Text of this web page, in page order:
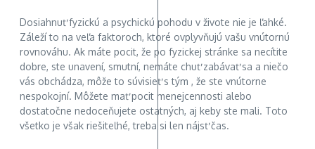
Dosiahnuť fyzickú a psychickú pohodu v živote nie je ľahké.
Záleží to na veľa faktoroch, ktoré ovplyvňujú vašu vnútornú
rovnováhu. Ak máte pocit, že po fyzickej stránke sa necítite
dobre, ste unavení, smutní, nemáte chuť zabávať sa a niečo
vás obchádza, môže to súvisieť s tým , že ste vnútorne
nespokojní. Môžete mať pocit menejcennosti alebo
dostatočne nedoceňujete ostatných, aj keby ste mali. Toto
všetko je však riešiteľné, treba si len nájsť čas.